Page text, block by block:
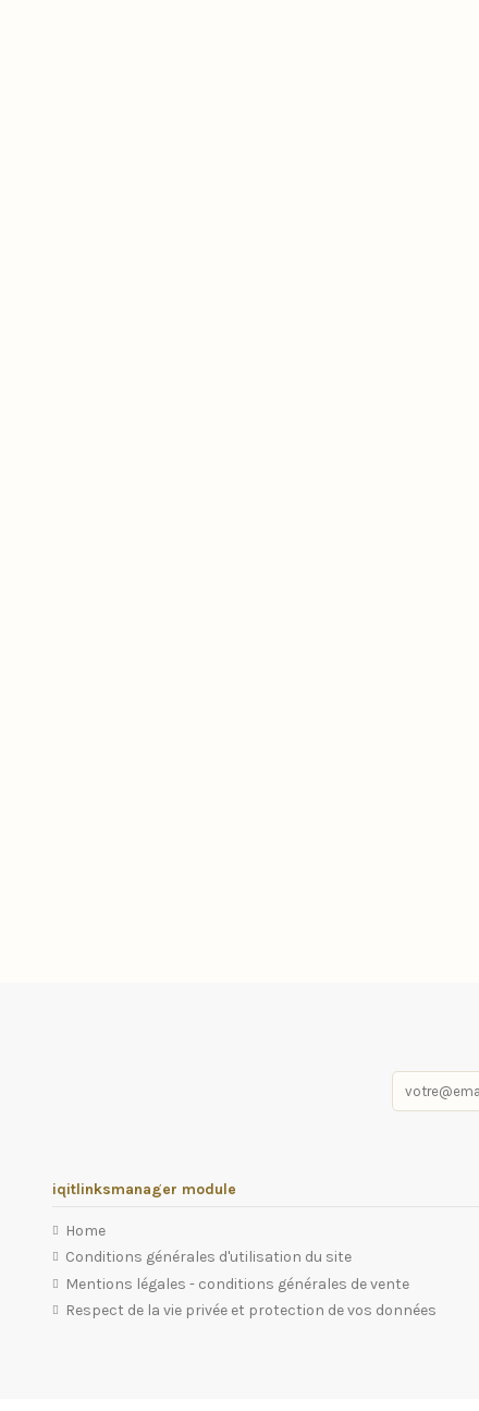
iqitlinksmanager module
Home
Conditions générales d'utilisation du site
Mentions légales - conditions générales de vente
Respect de la vie privée et protection de vos données